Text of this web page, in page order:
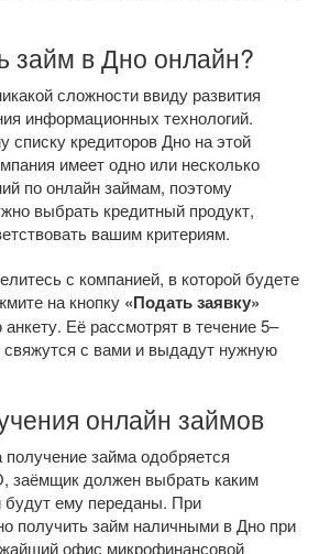
займ в Дно онлайн?
сложности ввиду развития
информационных технологий.
списку кредиторов Дно на этой
имеет одно или несколько
по онлайн займам, поэтому
выбрать кредитный продукт,
вашим критериям.
с компанией, в которой будете
на кнопку «Подать заявку»
Её рассмотрят в течение 5–
свяжутся с вами и выдадут нужную
онлайн займов
получение займа одобряется
заёмщик должен выбрать каким
будут ему переданы. При
получить займ наличными в Дно при
офис микрофинансовой